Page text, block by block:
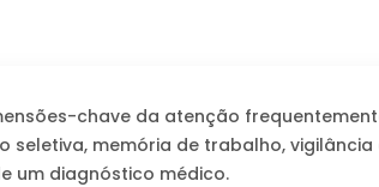
chave da atenção
seletiva, memória de trabalho,
um diagnóstico médico.